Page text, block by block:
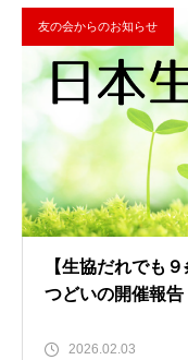
友の会からのお知らせ
【生協だれでも
2026.02.03